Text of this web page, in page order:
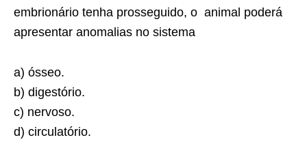
embrionário tenha prosseguido, o animal poderá
apresentar anomalias no sistema
a) ósseo.
b) digestório.
c) nervoso.
d) circulatório.